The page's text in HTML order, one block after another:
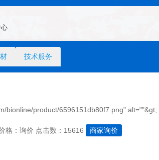
技术服务
bionline/product/6596151db80f7.png" alt=""&gt;
格：询价 点击数：15616 商家询价